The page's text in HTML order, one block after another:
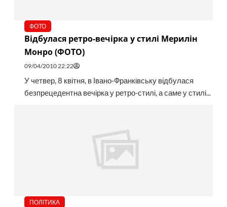
ФОТО
Відбулася ретро-вечірка у стилі Мерилін
Монро (ФОТО)
09/04/2010 22:22
У четвер, 8 квітня, в Івано-Франківську відбулася
безпрецедентна вечірка у ретро-стилі, а саме у стилі...
ПОЛІТИКА